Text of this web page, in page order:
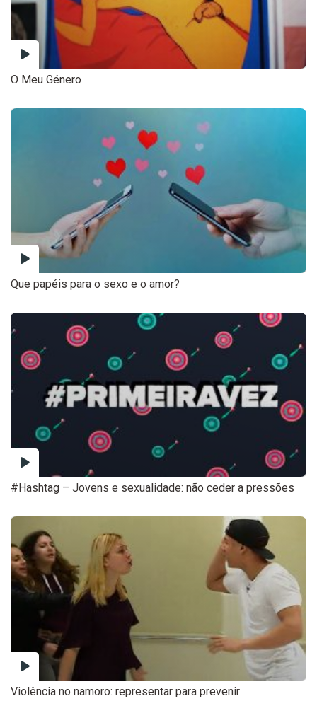
O Meu Género
Que papéis para o sexo e o amor?
#Hashtag – Jovens e sexualidade: não ceder a pressões
Violência no namoro: representar para prevenir